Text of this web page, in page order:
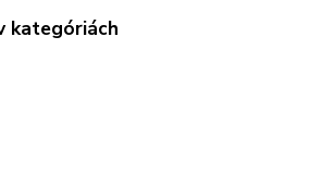
kategóriách